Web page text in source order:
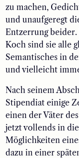
zu machen,
und unaufgeregt
Entzerrung
Koch sind sie alle
Semantisches in
und vielleicht
Nach seinem
Stipendiat einige
einen der Väter
jetzt vollends in
Möglichkeiten
dazu in einer